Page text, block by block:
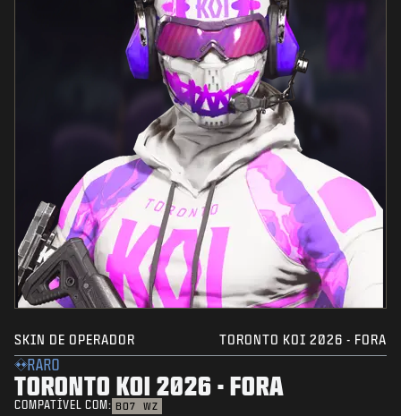
SKIN DE OPERADOR TORONTO KOI 2026 - FORA
RARO
TORONTO KOI 2026 - FORA
COMPATÍVEL COM: BO7 WZ